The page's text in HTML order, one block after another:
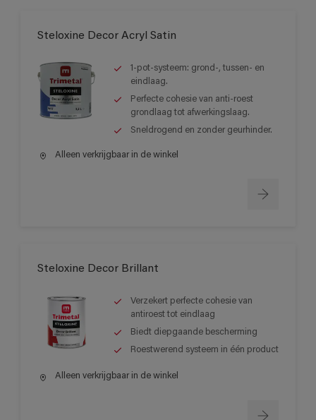
Steloxine Decor Acryl Satin
1-pot-systeem: grond-, tussen- en
eindlaag.
Perfecte cohesie van anti-roest
grondlaag tot afwerkingslaag.
Sneldrogend en zonder geurhinder.
Alleen verkrijgbaar in de winkel
Steloxine Decor Brillant
Verzekert perfecte cohesie van
antiroest tot eindlaag
Biedt diepgaande bescherming
Roestwerend systeem in één product
Alleen verkrijgbaar in de winkel